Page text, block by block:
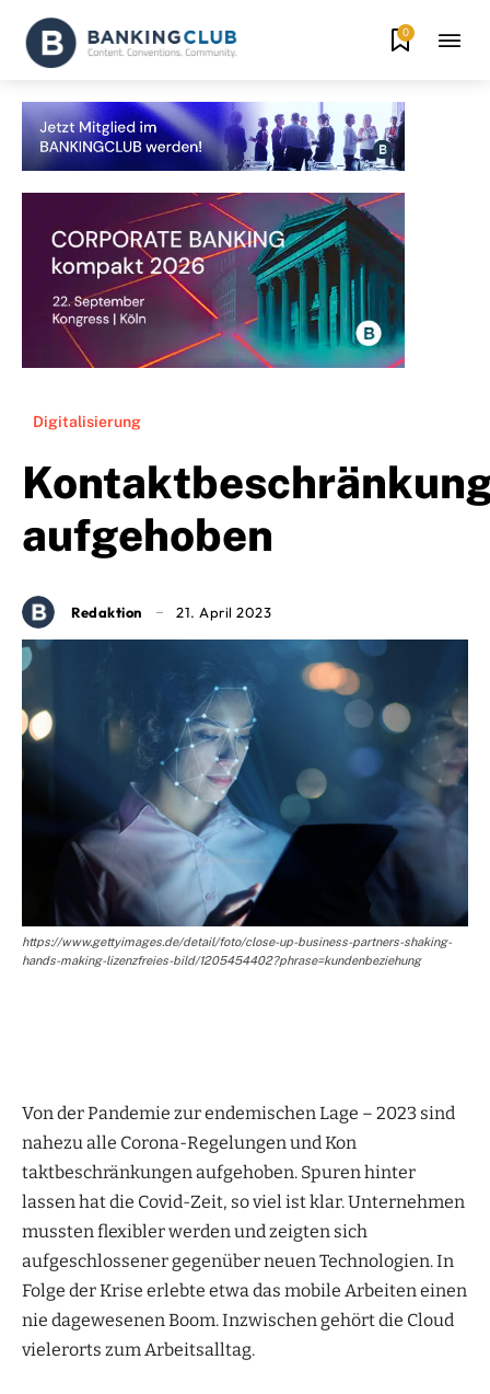
0
Digitalisierung
aufgehoben
Redaktion 21. April 2023
https://www.gettyimages.de/detail/foto/close-up-business-partners-shaking-
hands-making-lizenzfreies-bild/1205454402?phrase=kundenbeziehung
Von der Pandemie zur endemischen Lage – 2023 sind
nahezu alle Corona-Regelungen und Kon
taktbeschränkungen aufgehoben. Spuren hinter
lassen hat die Covid-Zeit, so viel ist klar. Unternehmen
mussten flexibler werden und zeigten sich
aufgeschlossener gegenüber neuen Technologien. In
Folge der Krise erlebte etwa das mobile Arbeiten einen
nie dagewesenen Boom. Inzwischen gehört die Cloud
vielerorts zum Arbeitsalltag.